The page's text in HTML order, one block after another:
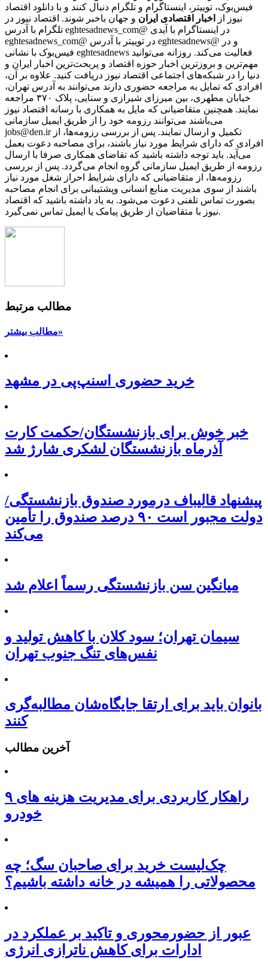
فیس‌بوک، توییتر، اینستاگرام و تلگرام دنبال کنند و با دانلود اقتصاد
نیوز از
اخبار اقتصادی ایران و جهان باخبر شوند. اقتصاد نیوز در
تلگرام با آدرس eghtesadnews_com@ در اینستاگرام با آیدی
eghtesadnews_com@ در توییتر با آدرس eghtesadnews@ و در
فیس‌بوک با نشانی eghtesadnews فعالیت می‌کند. روزانه می‌توانید
مهم‌ترین و بروزترین اخبار حوزه اقتصاد و پربحث‌ترین اخبار ایران و
دنیا را در شبکه‌های اجتماعی اقتصاد نیوز دریافت کنید. علاوه بر آن،
افرادی که تمایل به مراجعه حضوری دارند می‌توانند به آدرس تهران،
خیابان مطهری، بین میرزای شیرازی و سنایی، پلاک ۳۷۰ مراجعه
نمایند. همچنین متقاضیانی که مایل به همکاری با رسانه‌ اقتصاد نیوز
می‌باشند می‌توانند رزومه خود را از طریق ایمیل سازمانی
jobs@den.ir تکمیل و ارسال نمایند. پس از بررسی رزومه‌ها، از
افرادی که دارای شرایط مورد نیاز باشند، برای مصاحبه دعوت بعمل
می‌آید. باید توجه داشته باشید که تقاضای همکاری صرفا با ارسال
رزومه از طریق ایمیل سازمانی گروه انجام می‌گردد. پس از بررسی
رزومه‌ها، از متقاضیانی که دارای شرایط احراز شغل مورد نیاز
باشند از سوی مدیریت منابع انسانی وپشتیبانی برای انجام مصاحبه
بصورت تماس تلفنی دعوت می‌شود. به یاد داشته باشید که اقتصاد
نیوز با متقاضیان از طریق پیامک یا ایمیل تماس نمی‌گیرد.
مطالب مرتبط
مطالب بیشتر»
خرید حضوری اسنپ‌پی در مشهد
خبر خوش برای بازنشستگان/حکمت کارت
آذرماه بازنشستگان لشکری شارژ شد
پیشنهاد قالیباف درمورد صندوق بازنشستگی/
دولت مجبور است ۹۰ درصد صندوق را تأمین
می‌کند
میانگین سن بازنشستگی رسماً اعلام شد
سیمان تهران؛ سود کلان با کاهش تولید و
نفس‌های تنگ جنوب تهران
بانوان باید برای ارتقا جایگاه‌شان مطالبه‌گری
کنند
آخرین مطالب
۹ راهکار کاربردی برای مدیریت هزینه های
خودرو
چک‌لیست خرید برای صاحبان سگ؛ چه
محصولاتی را همیشه در خانه داشته باشیم؟
عبور از حضورمحوری و تاکید بر عملکرد در
ادارات برای کاهش ناترازی انرژی